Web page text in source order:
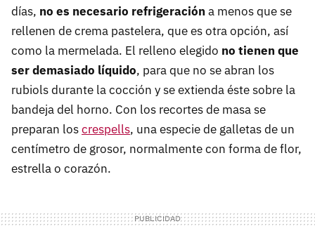
días, no es necesario refrigeración a menos que se
rellenen de crema pastelera, que es otra opción, así
como la mermelada. El relleno elegido no tienen que
ser demasiado líquido, para que no se abran los
rubiols durante la cocción y se extienda éste sobre la
bandeja del horno. Con los recortes de masa se
preparan loscrespells, una especie de galletas de un
centímetro de grosor, normalmente con forma de flor,
estrella o corazón.